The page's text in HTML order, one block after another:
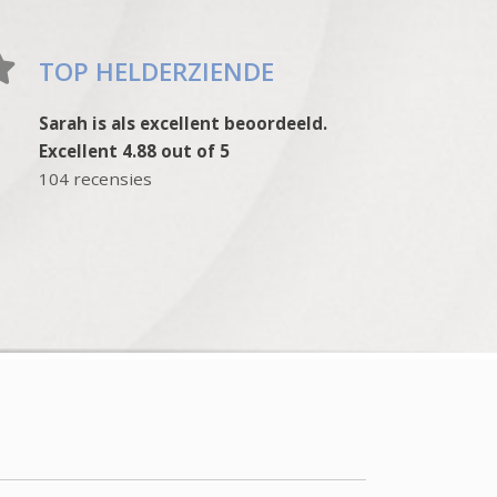
TOP HELDERZIENDE
Sarah is als excellent beoordeeld.
Excellent 4.88 out of 5
104 recensies